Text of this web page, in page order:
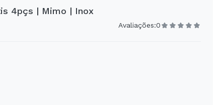
4pçs | Mimo | Inox
Avaliações:0